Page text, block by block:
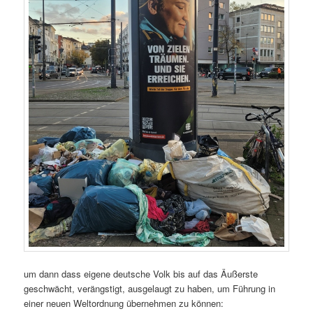
um dann dass eigene deutsche Volk bis auf das Äußerste
geschwächt, verängstigt, ausgelaugt zu haben, um Führung in
einer neuen Weltordnung übernehmen zu können: